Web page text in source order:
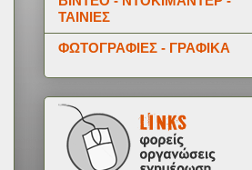
ΤΑΙΝΙΕΣ
ΦΩΤΟΓΡΑΦΙΕΣ - ΓΡΑΦΙΚΑ